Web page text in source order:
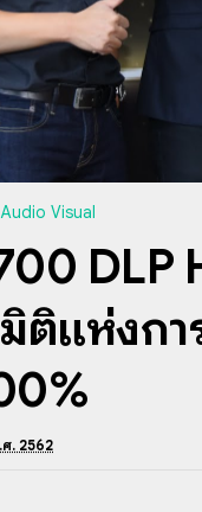
Audio Visual
DLP
ติแห่งกา
. 2562